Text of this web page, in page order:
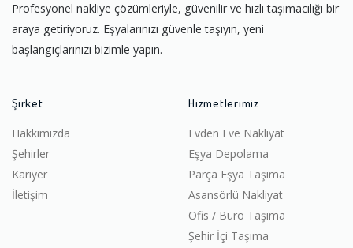
Profesyonel nakliye çözümleriyle, güvenilir ve hızlı taşımacılığı bir
araya getiriyoruz. Eşyalarınızı güvenle taşıyın, yeni
başlangıçlarınızı bizimle yapın.
Şirket
Hakkımızda
Şehirler
Kariyer
İletişim
Hizmetlerimiz
Evden Eve Nakliyat
Eşya Depolama
Parça Eşya Taşıma
Asansörlü Nakliyat
Ofis / Büro Taşıma
Şehir İçi Taşıma